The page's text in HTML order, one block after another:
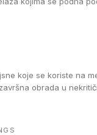
koje se koriste na
obrada u